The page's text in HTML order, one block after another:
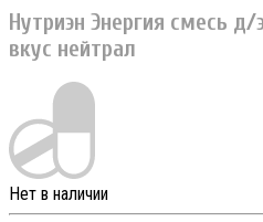
Нутриэн Энергия смесь
вкус нейтрал
Нет в наличии